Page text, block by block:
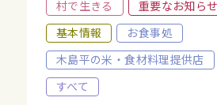
村で生きる
重要なお知らせ
基本情報
お食事処
木島平の米・食材料理提供店
すべて